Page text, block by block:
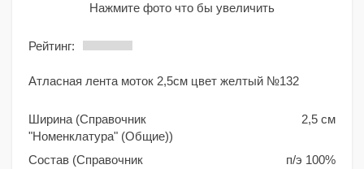
Нажмите фото что бы увеличить
Рейтинг:
Атласная лента моток 2,5см цвет желтый №132
Ширина (Справочник
"Номенклатура" (Общие))
2,5 см
Состав (Справочник
п/э 100%